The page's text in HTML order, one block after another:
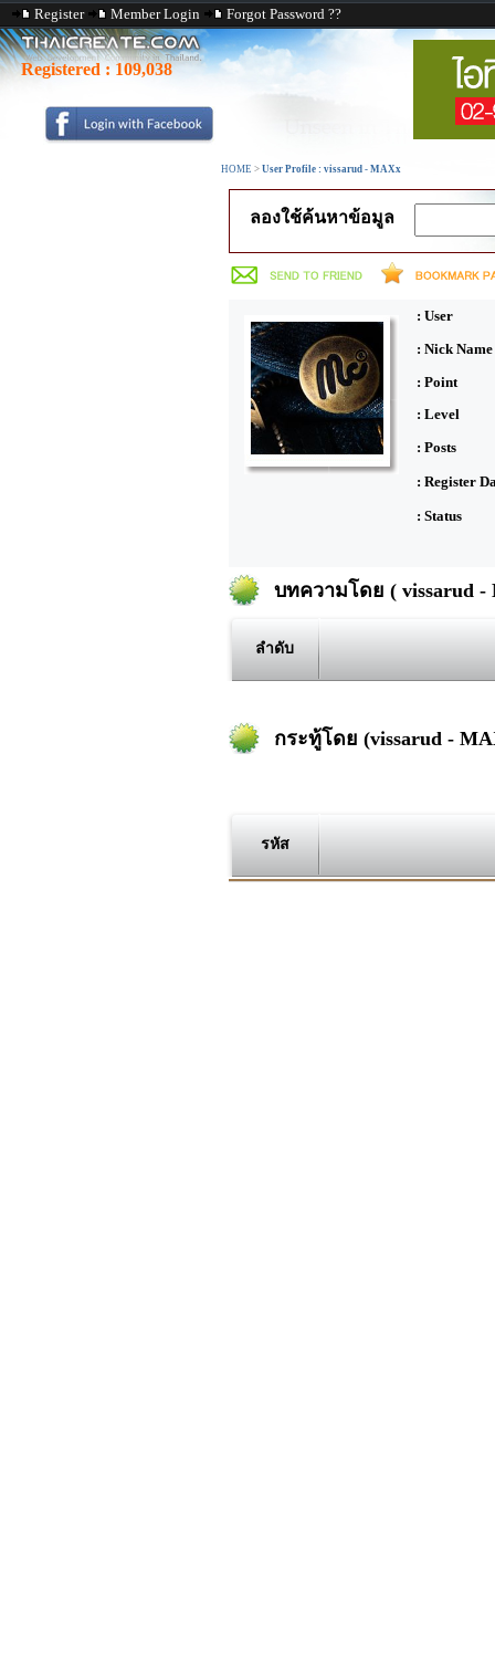
Register Member Login Forgot Password ??
Registered : 109,038
HOME > User Profile : vissarud - MAXx
ลองใช้ค้นหาข้อมูล
: User
: Nick Name
: Point
: Level
: Posts
: Register
: Status
บทความโดย ( vissarud -
ลำดับ
กระทู้โดย (vissarud -
รหัส